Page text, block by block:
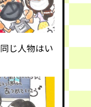
じ人物はい